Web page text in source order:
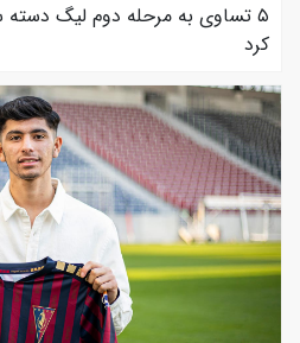
۵ تساوی به مرحله دوم لیگ
کرد